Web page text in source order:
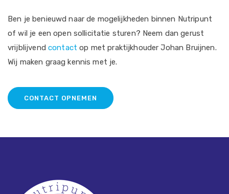
Ben je benieuwd naar de mogelijkheden binnen Nutripunt
of wil je een open sollicitatie sturen? Neem dan gerust
vrijblijvend contact op met praktijkhouder Johan Bruijnen.
Wij maken graag kennis met je.
CONTACT OPNEMEN